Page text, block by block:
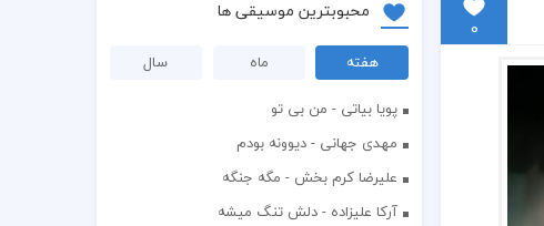
0
محبوبترین موسیقی ها
هفته ماه
سال
پویا بیاتی - من بی تو
مهدی جهانی - دیوونه بودم
علیرضا کرم بخش - مگه جنگه
آرکا علیزاده - دلش تنگ میشه